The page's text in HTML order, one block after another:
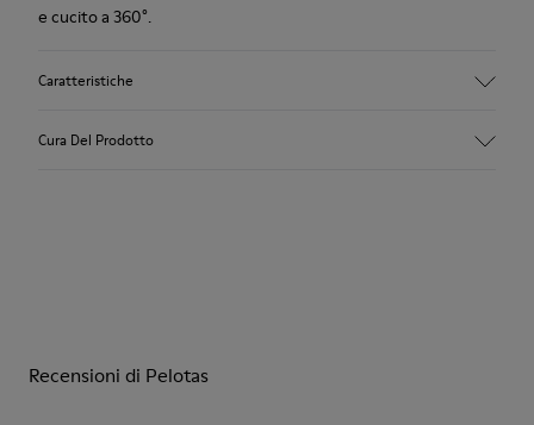
e cucito a 360°.
Caratteristiche
Cura Del Prodotto
di scarpe, consulta laGuida alla cura delle scarpe
Recensioni di Pelotas